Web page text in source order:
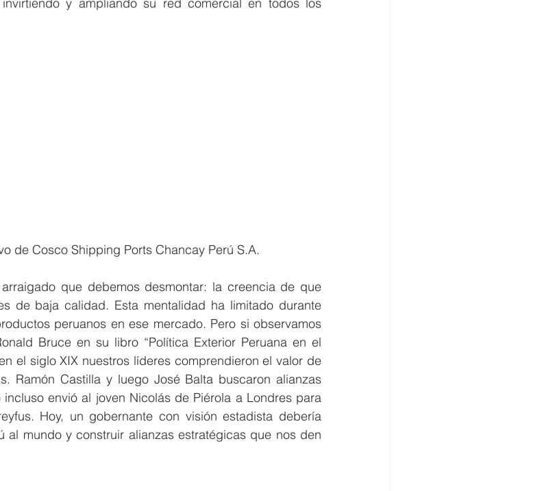
y ampliando su red comercial en todos los
de Cosco Shipping Ports Chancay Perú S.A.
que debemos desmontar: la creencia de que
de baja calidad. Esta mentalidad ha limitado durante
peruanos en ese mercado. Pero si observamos
Bruce en su libro “Política Exterior Peruana en el
el siglo XIX nuestros líderes comprendieron el valor de
Ramón Castilla y luego José Balta buscaron alianzas
envió al joven Nicolás de Piérola a Londres para
Hoy, un gobernante con visión estadista debería
al mundo y construir alianzas estratégicas que nos den